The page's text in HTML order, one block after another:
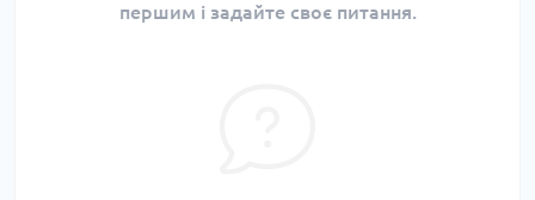
першим і задайте своє питання.